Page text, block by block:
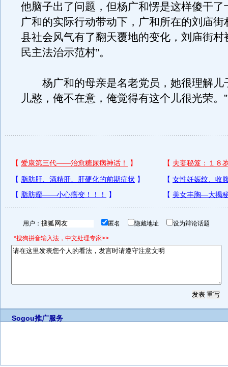
他脑子出了问题，但杨广和愣是这样傻干了
广和的实际行动带动下，广和所在的刘庙街
县社会风气有了翻天覆地的变化，刘庙街村
民主法治示范村”。
杨广和的母亲是名老党员，她很理解儿
儿憨，俺不在意，俺觉得有这个儿很光荣。”
用户： 匿名 隐藏地址 设为辩论话题
*搜狗拼音输入法，中文处理专家>>
Sogou推广服务